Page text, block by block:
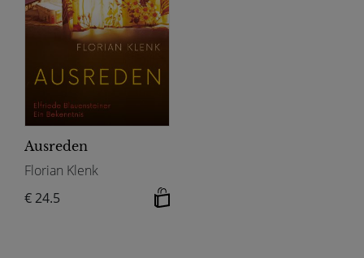
Ausreden
Florian Klenk
€ 24.5